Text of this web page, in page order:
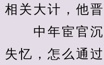
相关大计，他
中年宦官沉
失忆，怎么通